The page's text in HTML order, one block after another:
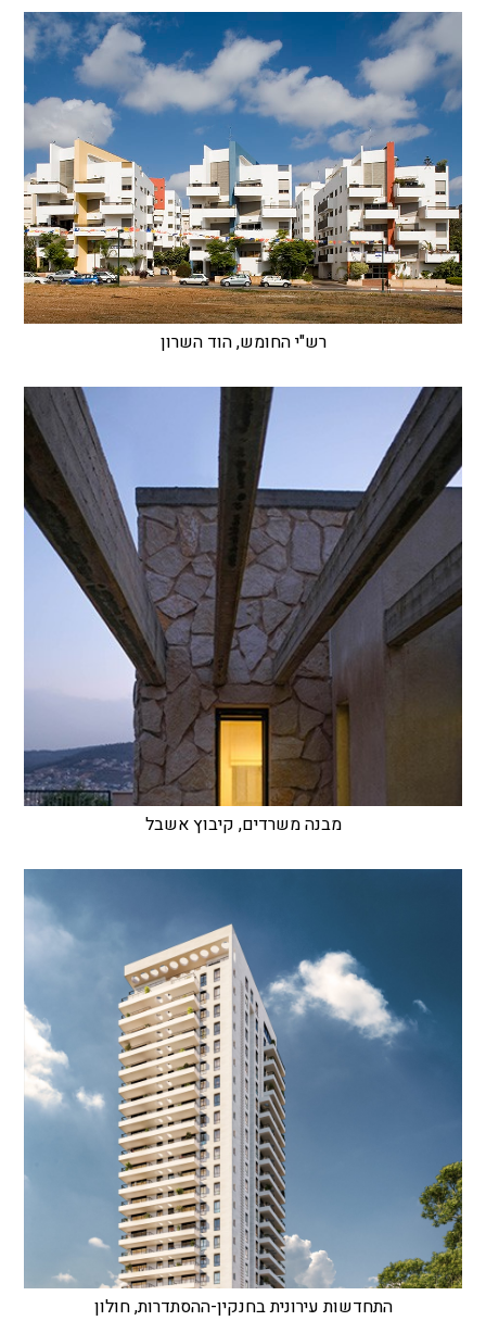
רש"י החומש, הוד השרון
מבנה משרדים, קיבוץ אשבל
התחדשות עירונית בחנקין-ההסתדרות, חולון